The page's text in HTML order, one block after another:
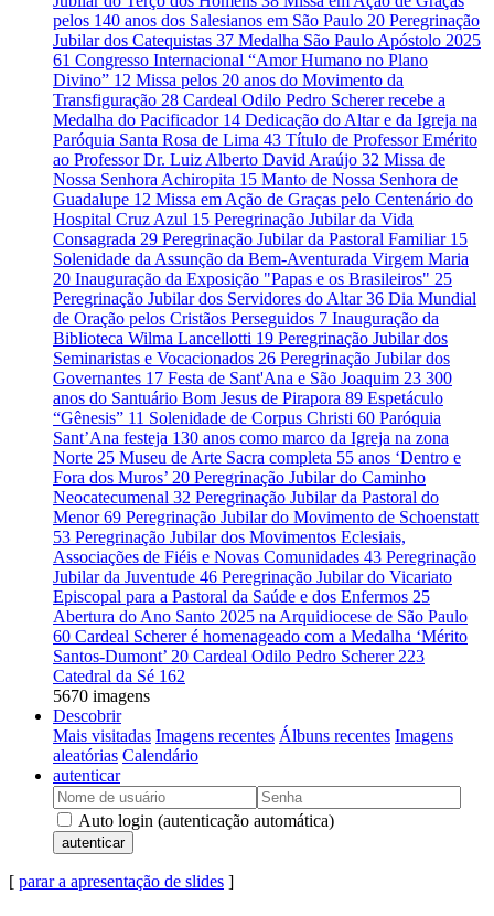
pelos 140 anos dos Salesianos em São Paulo 20 Peregrinação
Jubilar dos Catequistas 37 Medalha São Paulo Apóstolo 2025
61 Congresso Internacional “Amor Humano no Plano
Divino” 12 Missa pelos 20 anos do Movimento da
Transfiguração 28 Cardeal Odilo Pedro Scherer recebe a
Medalha do Pacificador 14 Dedicação do Altar e da Igreja na
Paróquia Santa Rosa de Lima 43 Título de Professor Emérito
ao Professor Dr. Luiz Alberto David Araújo 32 Missa de
Nossa Senhora Achiropita 15 Manto de Nossa Senhora de
Guadalupe 12 Missa em Ação de Graças pelo Centenário do
Hospital Cruz Azul 15 Peregrinação Jubilar da Vida
Consagrada 29 Peregrinação Jubilar da Pastoral Familiar 15
Solenidade da Assunção da Bem-Aventurada Virgem Maria
20 Inauguração da Exposição "Papas e os Brasileiros" 25
Peregrinação Jubilar dos Servidores do Altar36 Dia Mundial
de Oração pelos Cristãos Perseguidos 7 Inauguração da
Biblioteca Wilma Lancellotti 19 Peregrinação Jubilar dos
Seminaristas e Vocacionados 26 Peregrinação Jubilar dos
Governantes 17 Festa de Sant'Ana e São Joaquim 23 300
anos do Santuário Bom Jesus de Pirapora 89 Espetáculo
“Gênesis” 11 Solenidade de Corpus Christi 60 Paróquia
Sant’Ana festeja 130 anos como marco da Igreja na zona
Norte 25 Museu de Arte Sacra completa 55 anos ‘Dentro e
Fora dos Muros’ 20 Peregrinação Jubilar do Caminho
Neocatecumenal 32 Peregrinação Jubilar da Pastoral do
Menor69 Peregrinação Jubilar do Movimento de Schoenstatt
53 Peregrinação Jubilar dos Movimentos Eclesiais,
Associações de Fiéis e Novas Comunidades 43 Peregrinação
Jubilar da Juventude 46 Peregrinação Jubilar do Vicariato
Episcopal para a Pastoral da Saúde e dos Enfermos 25
Abertura do Ano Santo 2025 na Arquidiocese de São Paulo
60 Cardeal Scherer é homenageado com a Medalha ‘Mérito
Santos-Dumont’ 20 Cardeal Odilo Pedro Scherer 223
Catedral da Sé 162
5670 imagens
Descobrir
Mais visitadas Imagens recentes Álbuns recentes Imagens
aleatórias Calendário
autenticar
Auto login (autenticação automática)
autenticar
[ parar a apresentação de slides ]